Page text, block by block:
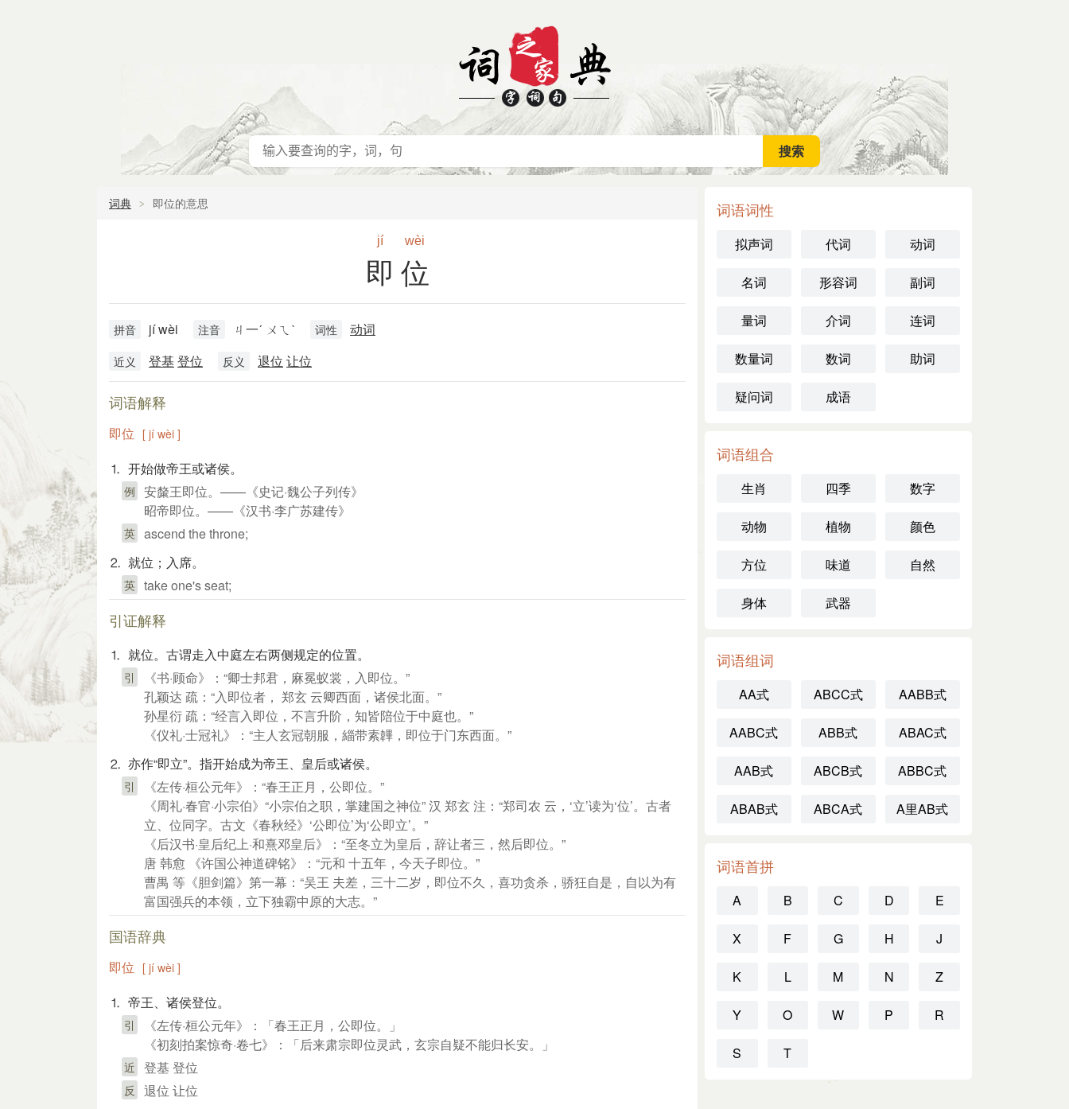
词典 即位的意思
jí wèi
即位
拼音 jí wèi 注音 ㄐ一ˊ ㄨㄟˋ 词性 动词
近义 登基 登位 反义 退位 让位
词语解释
即位 [ jí wèi ]
⒈ 开始做帝王或诸侯。
例 安斄王即位。——《史记·魏公子列传》
昭帝即位。——《汉书·李广苏建传》
英 ascend the throne;
⒉ 就位；入席。
英 take one's seat;
引证解释
⒈ 就位。古谓走入中庭左右两侧规定的位置。
引
《书·顾命》：“卿士邦君，麻冕蚁裳，入即位。”
孔颖达 疏：“入即位者， 郑玄 云卿西面，诸侯北面。”
孙星衍 疏：“经言入即位，不言升阶，知皆陪位于中庭也。”
《仪礼·士冠礼》：“主人玄冠朝服，緇带素韠，即位于门东西面。”
⒉ 亦作“即立”。指开始成为帝王、皇后或诸侯。
引
《左传·桓公元年》：“春王正月，公即位。”
《周礼·春官·小宗伯》“小宗伯之职，掌建国之神位” 汉 郑玄 注：“郑司农 云，‘立’读为‘位’。古者
立、位同字。古文《春秋经》‘公即位’为‘公即立’。”
《后汉书·皇后纪上·和熹邓皇后》：“至冬立为皇后，辞让者三，然后即位。”
唐 韩愈 《许国公神道碑铭》：“元和 十五年，今天子即位。”
曹禺 等《胆剑篇》第一幕：“吴王 夫差，三十二岁，即位不久，喜功贪杀，骄狂自是，自以为有
富国强兵的本领，立下独霸中原的大志。”
国语辞典
即位 [ jí wèi ]
⒈ 帝王、诸侯登位。
引
《左传·桓公元年》：「春王正月，公即位。」
《初刻拍案惊奇·卷七》：「后来肃宗即位灵武，玄宗自疑不能归长安。」
近 登基 登位
反
退位 让位
词语词性
拟声词 代词 动词
名词 形容词 副词
量词 介词 连词
数量词 数词 助词
疑问词 成语
词语组合
生肖 四季 数字
动物 植物 颜色
方位 味道 自然
身体 武器
词语组词
AA式 ABCC式 AABB式
AABC式 ABB式 ABAC式
AAB式 ABCB式 ABBC式
ABAB式 ABCA式 A里AB式
词语首拼
A B C D E
X F G H J
K L M N Z
Y O W P R
S T